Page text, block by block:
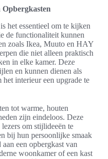
het essentieel om te kijken
de functionaliteit kunnen
zoals Ikea, Muuto en HAY
die niet alleen praktisch
in elke kamer. Deze
en kunnen dienen als
interieur een upgrade te
tot warme, houten
zijn eindeloos. Deze
om stijlideeën te
bij hun persoonlijke smaak
een opbergkast van
woonkamer of een kast